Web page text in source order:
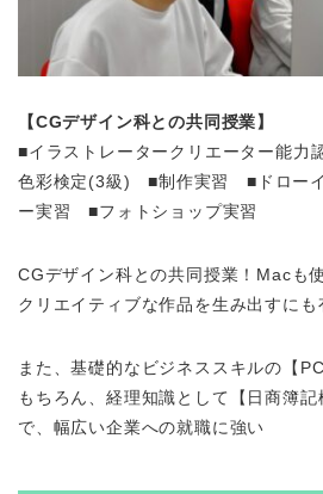
【CGデザイン科との共同授業】
■イラストレータークリエーター能
色彩検定(3級) ■制作実習 ■ドロー
ー実習 ■フォトショップ実習
CGデザイン科との共同授業！Macも
クリエイティブな作品を生み出すにも
また、基礎的なビジネススキルの【
もちろん、経理知識として【日商簿
で、幅広い企業への就職に強い